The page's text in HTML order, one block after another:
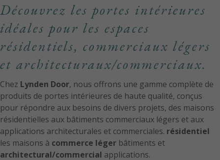
Découvrez les portes intérieures
idéales pour les espaces
résidentiels, commerciaux légers
et architecturaux/commerciaux.
Chez Lynden Door, nous offrons une gamme complète de
produits de portes intérieures de haute qualité, conçus
pour répondre aux besoins de divers projets, des maisons
résidentielles aux bâtiments commerciaux légers et aux
applications architecturales et commerciales. résidentiel
les maisons à commerce léger bâtiments et
architectural/commercial applications.